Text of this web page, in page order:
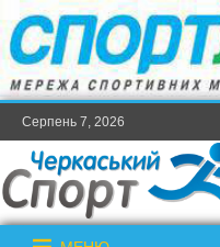
Серпень 7, 2026